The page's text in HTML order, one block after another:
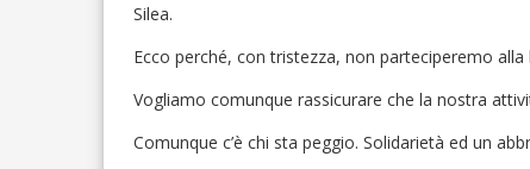
Silea.
Ecco perché, con tristezza, non parteciperemo
Vogliamo comunque rassicurare che la nostra
Comunque c’è chi sta peggio. Solidarietà ed un